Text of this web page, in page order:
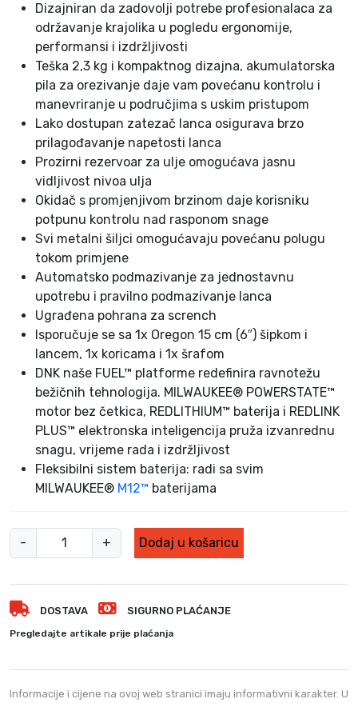
c
i
j
e
n
a
b
i
l
a
:
7
6
4
,
0
0
K
M
a
c
j
e
n
a
j
e
5
,
0
K
M
.
Dizajniran da zadovolji potrebe profesionalaca za
održavanje krajolika u pogledu ergonomije,
performansi i izdržljivosti
Teška 2,3 kg i kompaktnog dizajna, akumulatorska
pila za orezivanje daje vam povećanu kontrolu i
manevriranje u područjima s uskim pristupom
Lako dostupan zatezač lanca osigurava brzo
prilagođavanje napetosti lanca
Prozirni rezervoar za ulje omogućava jasnu
vidljivost nivoa ulja
Okidač s promjenjivom brzinom daje korisniku
potpunu kontrolu nad rasponom snage
Svi metalni šiljci omogućavaju povećanu polugu
tokom primjene
Automatsko podmazivanje za jednostavnu
upotrebu i pravilno podmazivanje lanca
Ugrađena pohrana za scrench
Isporučuje se sa 1x Oregon 15 cm (6″) šipkom i
lancem, 1x koricama i 1x šrafom
DNK naše FUEL™ platforme redefinira ravnotežu
bežičnih tehnologija. MILWAUKEE® POWERSTATE™
motor bez četkica, REDLITHIUM™ baterija i REDLINK
PLUS™ elektronska inteligencija pruža izvanrednu
snagu, vrijeme rada i izdržljivost
Fleksibilni sistem baterija: radi sa svim
MILWAUKEE® M12™ baterijama
-
i
a
u
e
e
+ Dodaj u košaricu
DOSTAVA SIGURNO PLAĆANJE
Pregledajte artikale prije plaćanja
Informacije i cijene na ovoj web stranici imaju informativni karakter. U